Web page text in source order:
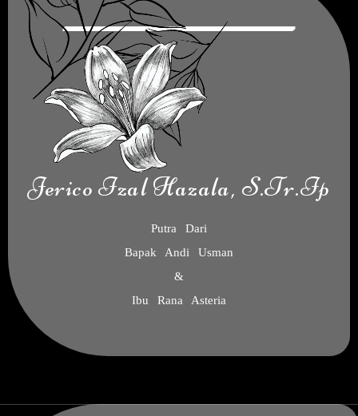
Jerico Izal Hazala, S.Tr.Ip
Putra Dari
Bapak Andi Usman
&
Ibu Rana Asteria